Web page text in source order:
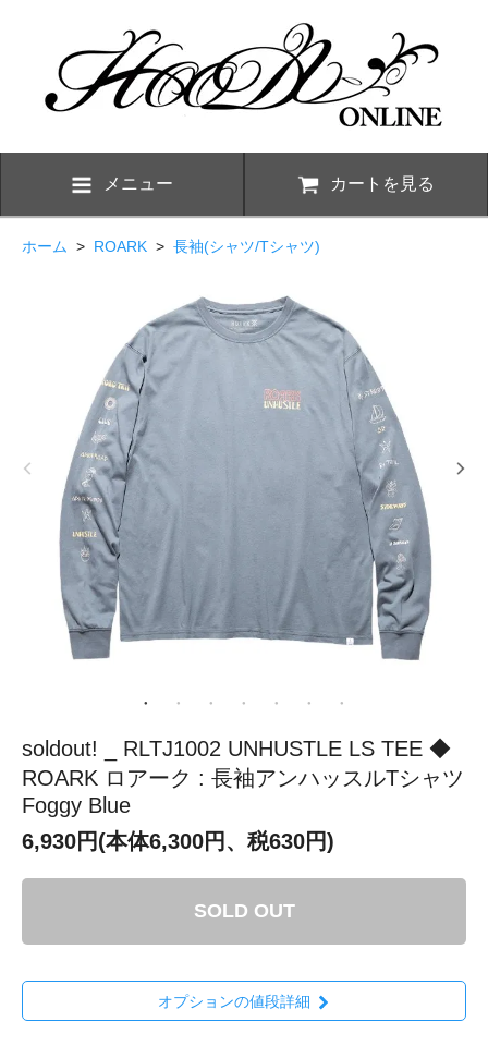
メニュー カートを見る
ホーム > ROARK > 長袖(シャツ/Tシャツ)
soldout! _ RLTJ1002 UNHUSTLE LS TEE ◆
ROARK ロアーク : 長袖アンハッスルTシャツ
Foggy Blue
6,930円(本体6,300円、税630円)
SOLD OUT
オプションの値段詳細